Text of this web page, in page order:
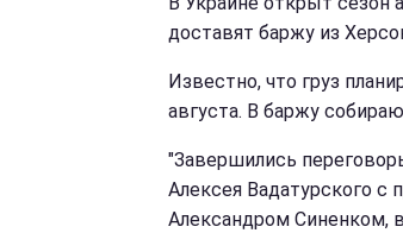
доставят баржу из
Известно, что груз
августа. В баржу
"Завершились
Алексея Вадатурского
Александром Синенком,